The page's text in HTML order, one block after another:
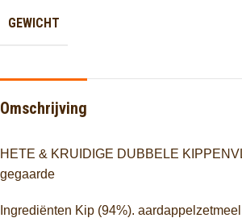
GEWICHT
Omschrijving
HETE & KRUIDIGE DUBBELE
gegaarde
Ingrediënten Kip (94%).